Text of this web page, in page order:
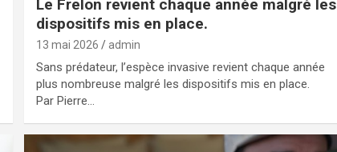
Le Frelon revient chaque année malgré les
dispositifs mis en place.
13 mai 2026 admin
Sans prédateur, l’espèce invasive revient chaque année
plus nombreuse malgré les dispositifs mis en place.
Par Pierre…